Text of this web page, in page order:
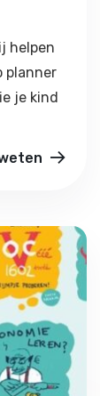
helpen
planner
je kind